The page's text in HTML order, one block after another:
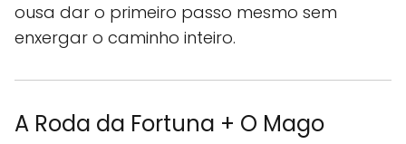
ousa dar o primeiro passo mesmo sem
enxergar o caminho inteiro.
A Roda da Fortuna + O Mago